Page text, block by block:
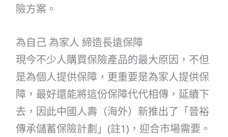
險方案。
為自己 為家人 締造長遠保障
現今不少人購買保險產品的最大原因，不但
是為個人提供保障，更重要是為家人提供保
障，最好還能將這份保障代代相傳，延續下
去，因此中國人壽（海外）新推出了「晉裕
傳承儲蓄保險計劃」(註1)，迎合市場需要。